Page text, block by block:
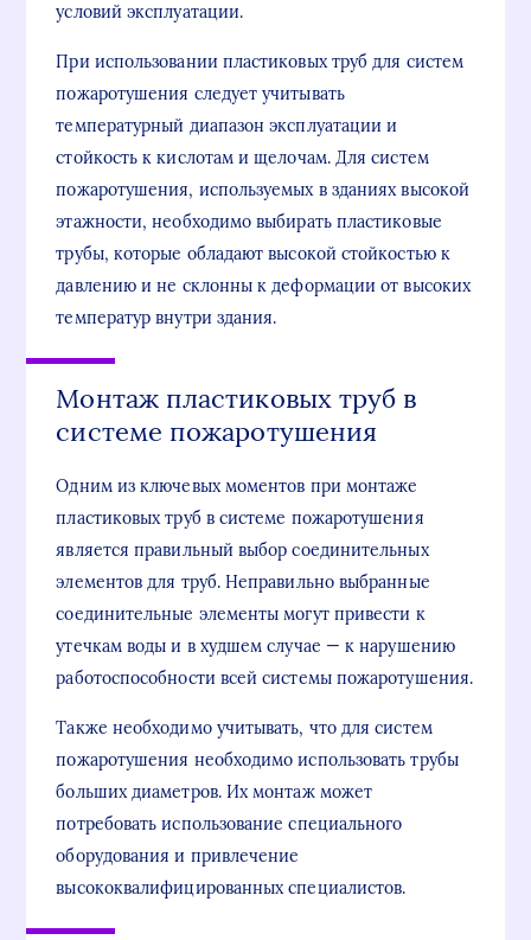
условий эксплуатации.
При использовании пластиковых труб для систем
пожаротушения следует учитывать
температурный диапазон эксплуатации и
стойкость к кислотам и щелочам. Для систем
пожаротушения, используемых в зданиях высокой
этажности, необходимо выбирать пластиковые
трубы, которые обладают высокой стойкостью к
давлению и не склонны к деформации от высоких
температур внутри здания.
Монтаж пластиковых труб в
системе пожаротушения
Одним из ключевых моментов при монтаже
пластиковых труб в системе пожаротушения
является правильный выбор соединительных
элементов для труб. Неправильно выбранные
соединительные элементы могут привести к
утечкам воды и в худшем случае — к нарушению
работоспособности всей системы пожаротушения.
Также необходимо учитывать, что для систем
пожаротушения необходимо использовать трубы
больших диаметров. Их монтаж может
потребовать использование специального
оборудования и привлечение
высококвалифицированных специалистов.